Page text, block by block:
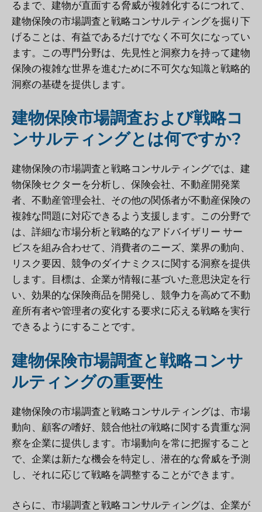
るまで、建物が直面する脅威が複雑化するにつれて、
建物保険の市場調査と戦略コンサルティングを掘り下
げることは、有益であるだけでなく不可欠になってい
ます。この専門分野は、先見性と洞察力を持って建物
保険の複雑な世界を進むために不可欠な知識と戦略的
洞察の基礎を提供します。
建物保険市場調査および戦略コ
ンサルティングとは何ですか?
建物保険の市場調査と戦略コンサルティングでは、建
物保険セクターを分析し、保険会社、不動産開発業
者、不動産管理会社、その他の関係者が不動産保険の
複雑な問題に対応できるよう支援します。この分野で
は、詳細な市場分析と戦略的なアドバイザリー サー
ビスを組み合わせて、消費者のニーズ、業界の動向、
リスク要因、競争のダイナミクスに関する洞察を提供
します。目標は、企業が情報に基づいた意思決定を行
い、効果的な保険商品を開発し、競争力を高めて不動
産所有者や管理者の変化する要求に応える戦略を実行
できるようにすることです。
建物保険市場調査と戦略コンサ
ルティングの重要性
建物保険の市場調査と戦略コンサルティングは、市場
動向、顧客の嗜好、競合他社の戦略に関する貴重な洞
察を企業に提供します。市場動向を常に把握すること
で、企業は新たな機会を特定し、潜在的な脅威を予測
し、それに応じて戦略を調整することができます。
さらに、市場調査と戦略コンサルティングは、企業が